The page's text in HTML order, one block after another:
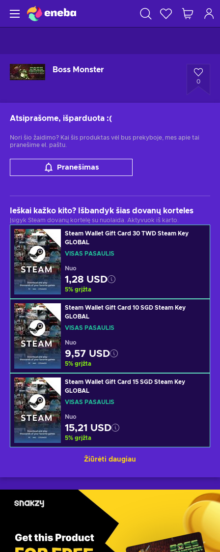
Boss Monster
0
Atsiprašome, išparduota :(
Nori šio žaidimo? Kai šis produktas vėl bus prekyboje, mes apie tai
pranešime el. paštu.
Pranešimas
Ieškai kažko kito? Išbandyk šias dovanų korteles
Įsigyk Steam dovanų kortelę su nuolaida. Aktyvuok iš karto.
Steam Wallet Gift Card 30 TWD Steam Key
GLOBAL
VISAS PASAULIS
Nuo
1,28 USD
5% grįžta
Steam Wallet Gift Card 10 SGD Steam Key
GLOBAL
VISAS PASAULIS
Nuo
9,57 USD
5% grįžta
Steam Wallet Gift Card 15 SGD Steam Key
GLOBAL
VISAS PASAULIS
Nuo
15,21 USD
5% grįžta
Žiūrėti daugiau